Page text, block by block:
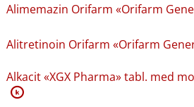
Alimemazin Orifarm «Orifarm
Alitretinoin Orifarm «Orifarm
Alkacit «XGX Pharma» tabl. med
K